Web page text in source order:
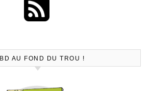
AU FOND DU TROU !